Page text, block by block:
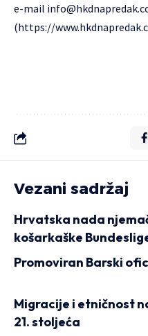
e-mail
(https://
Vezani sadržaj
Hrvatska nada
košarkaške
Promoviran Barski
Migracije i etničnost
21. stoljeća